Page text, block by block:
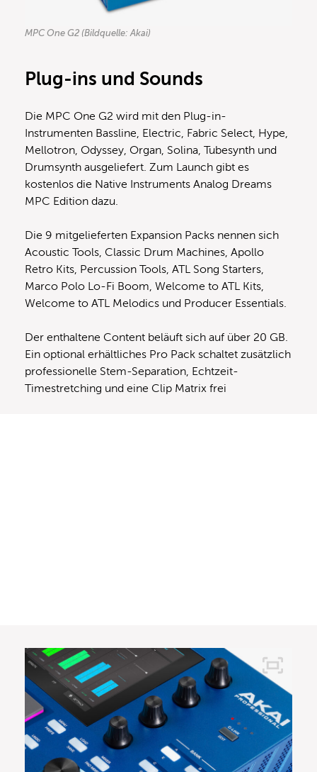
MPC One G2 (Bildquelle: Akai)
Plug-ins und Sounds
Die MPC One G2 wird mit den Plug-in-
Instrumenten Bassline, Electric, Fabric Select, Hype,
Mellotron, Odyssey, Organ, Solina, Tubesynth und
Drumsynth ausgeliefert. Zum Launch gibt es
kostenlos die Native Instruments Analog Dreams
MPC Edition dazu.
Die 9 mitgelieferten Expansion Packs nennen sich
Acoustic Tools, Classic Drum Machines, Apollo
Retro Kits, Percussion Tools, ATL Song Starters,
Marco Polo Lo-Fi Boom, Welcome to ATL Kits,
Welcome to ATL Melodics und Producer Essentials.
Der enthaltene Content beläuft sich auf über 20 GB.
Ein optional erhältliches Pro Pack schaltet zusätzlich
professionelle Stem-Separation, Echtzeit-
Timestretching und eine Clip Matrix frei